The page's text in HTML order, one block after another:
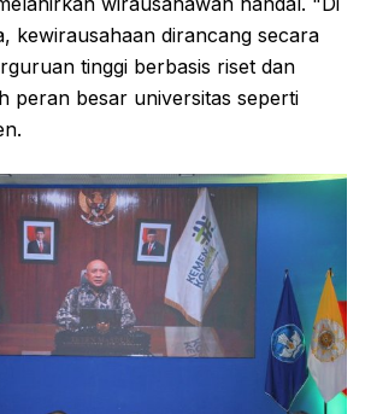
kewirausahaan dirancang secara
tinggi berbasis riset dan
peran besar universitas seperti